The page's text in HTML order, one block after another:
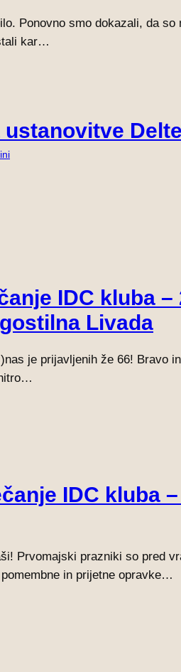
Ponovno smo dokazali, da so
kar…
IDC kluba –
Livada
je prijavljenih že 66! Bravo
IDC kluba
Prvomajski prazniki so pred
in prijetne opravke…